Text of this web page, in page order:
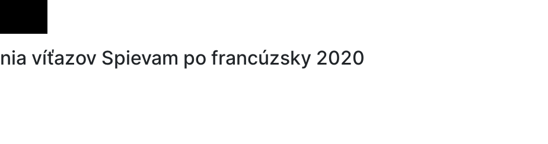
víťazov Spievam po francúzsky 2020